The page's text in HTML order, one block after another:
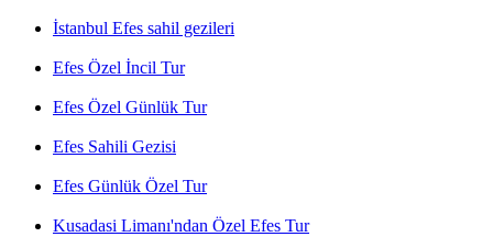
İstanbul Efes sahil gezileri
Efes Özel İncil Tur
Efes Özel Günlük Tur
Efes Sahili Gezisi
Efes Günlük Özel Tur
Kusadasi Limanı'ndan Özel Efes Tur